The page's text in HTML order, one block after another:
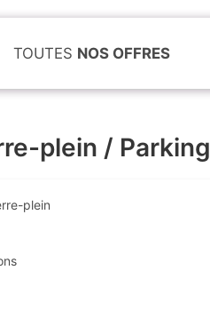
TOUTES NOS OFFRES
plein /
plein